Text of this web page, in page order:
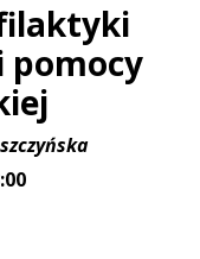
pomocy